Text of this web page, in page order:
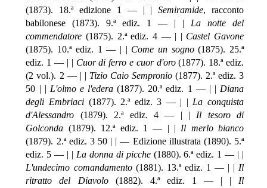
(1873). 18.ª edizione 1 — | |Semiramide, racconto
babilonese (1873). 9.ª ediz. 1 — | | La notte del
commendatore (1875). 2.ª ediz. 4 — | | Castel Gavone
(1875). 10.ª ediz. 1 — | | Come un sogno(1875). 25.ª
ediz. 1 — | | Cuor di ferro e cuor d'oro(1877). 18.ª ediz.
(2 vol.). 2 — | | Tizio Caio Sempronio(1877). 2.ª ediz. 3
50 | | L'olmo e l'edera (1877). 20.ª ediz. 1 — | | Diana
degli Embriaci (1877). 2.ª ediz. 3 — | | La conquista
d'Alessandro (1879). 2.ª ediz. 4 — | | Il tesoro di
Golconda (1879). 12.ª ediz. 1 — | | Il merlo bianco
(1879). 2.ª ediz. 3 50 | | — Edizione illustrata (1890). 5.ª
ediz. 5 — | | La donna di picche(1880). 6.ª ediz. 1 — | |
L'undecimo comandamento(1881). 13.ª ediz. 1 — | | Il
ritratto del Diavolo(1882). 4.ª ediz. 1 — | | Il